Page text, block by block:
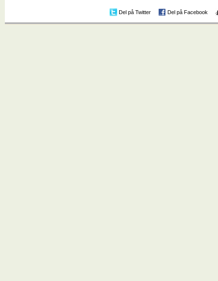
Del på Twitter Del på Facebook